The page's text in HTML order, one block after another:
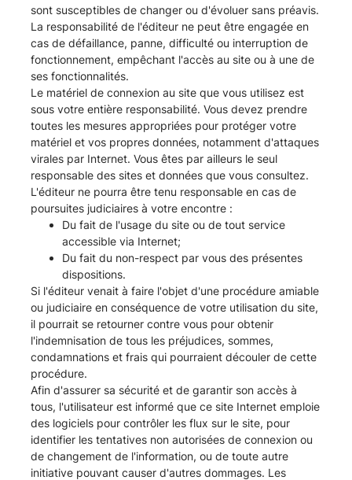
sont susceptibles de changer ou d'évoluer sans préavis.
La responsabilité de l'éditeur ne peut être engagée en
cas de défaillance, panne, difficulté ou interruption de
fonctionnement, empêchant l'accès au site ou à une de
ses fonctionnalités.
Le matériel de connexion au site que vous utilisez est
sous votre entière responsabilité. Vous devez prendre
toutes les mesures appropriées pour protéger votre
matériel et vos propres données, notamment d'attaques
virales par Internet. Vous êtes par ailleurs le seul
responsable des sites et données que vous consultez.
L'éditeur ne pourra être tenu responsable en cas de
poursuites judiciaires à votre encontre :
Du fait de l'usage du site ou de tout service
accessible via Internet;
Du fait du non-respect par vous des présentes
dispositions.
Si l'éditeur venait à faire l'objet d'une procédure amiable
ou judiciaire en conséquence de votre utilisation du site,
il pourrait se retourner contre vous pour obtenir
l'indemnisation de tous les préjudices, sommes,
condamnations et frais qui pourraient découler de cette
procédure.
Afin d'assurer sa sécurité et de garantir son accès à
tous, l'utilisateur est informé que ce site Internet emploie
des logiciels pour contrôler les flux sur le site, pour
identifier les tentatives non autorisées de connexion ou
de changement de l'information, ou de toute autre
initiative pouvant causer d'autres dommages. Les